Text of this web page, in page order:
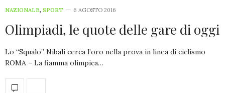
NAZIONALE, SPORT 6 AGOSTO 2016
Olimpiadi, le quote delle gare di oggi
Lo “Squalo” Nibali cerca l’oro nella prova in linea di ciclismo
ROMA – La fiamma olimpica…